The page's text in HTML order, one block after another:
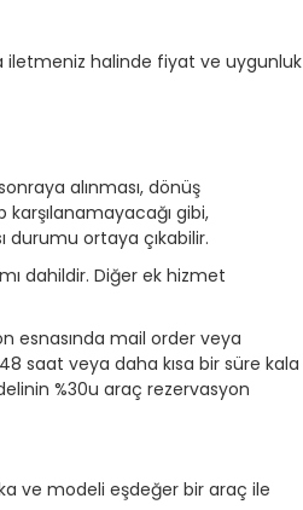
iletmeniz halinde fiyat ve uygunluk
alınması, dönüş
gibi,
durumu ortaya çıkabilir.
dahildir. Diğer ek hizmet
esnasında mail order veya
saat veya daha kısa bir süre kala
%30u araç rezervasyon
ve modeli eşdeğer bir araç ile